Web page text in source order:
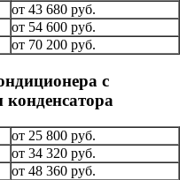
от 43 680 руб.
от 54 600 руб.
от 70 200 руб.
с
от 25 800 руб.
от 34 320 руб.
от 48 360 руб.